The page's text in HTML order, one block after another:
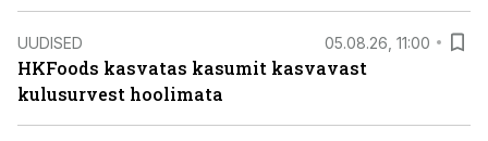
UUDISED 05.08.26, 11:00
HKFoods kasvatas kasumit kasvavast
kulusurvest hoolimata